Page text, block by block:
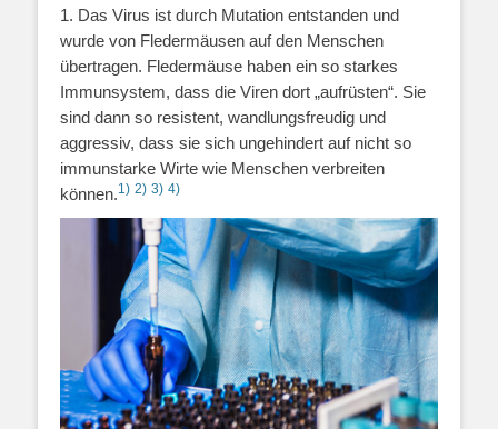
1. Das Virus ist durch Mutation entstanden und
wurde von Fledermäusen auf den Menschen
übertragen. Fledermäuse haben ein so starkes
Immunsystem, dass die Viren dort „aufrüsten“. Sie
sind dann so resistent, wandlungsfreudig und
aggressiv, dass sie sich ungehindert auf nicht so
immunstarke Wirte wie Menschen verbreiten
können.1) 2) 3) 4)